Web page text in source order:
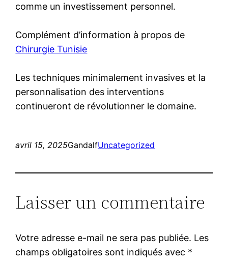
comme un investissement personnel.
Complément d’information à propos de
Chirurgie Tunisie
Les techniques minimalement invasives et la
personnalisation des interventions
continueront de révolutionner le domaine.
avril 15, 2025GandalfUncategorized
Laisser un commentaire
Votre adresse e-mail ne sera pas publiée. Les
champs obligatoires sont indiqués avec *